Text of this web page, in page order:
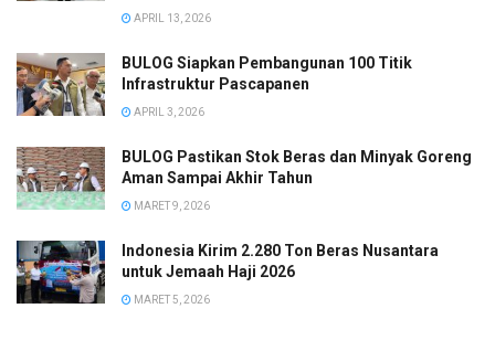
APRIL 13, 2026
BULOG Siapkan Pembangunan 100 Titik
Infrastruktur Pascapanen
APRIL 3, 2026
BULOG Pastikan Stok Beras dan Minyak Goreng
Aman Sampai Akhir Tahun
MARET 9, 2026
Indonesia Kirim 2.280 Ton Beras Nusantara
untuk Jemaah Haji 2026
MARET 5, 2026